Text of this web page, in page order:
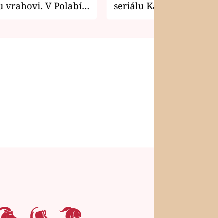
vrahovi. V Polabí
seriálu Kamarádi